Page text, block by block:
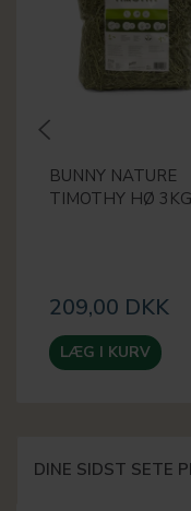
BUNNY NATURE
TIMOTHY HØ 3KG
209,00 DKK
LÆG I KURV
DINE SIDST SETE